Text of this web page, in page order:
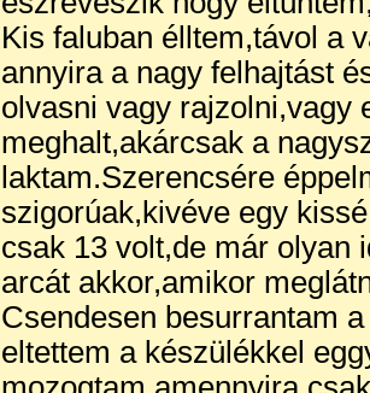
Kis faluban élltem,távol a
annyira a nagy felhajtást
olvasni vagy rajzolni,vagy
meghalt,akárcsak a
laktam.Szerencsére
szigorúak,kivéve egy
csak 13 volt,de már olyan
arcát akkor,amikor
Csendesen besurrantam
eltettem a készülékkel